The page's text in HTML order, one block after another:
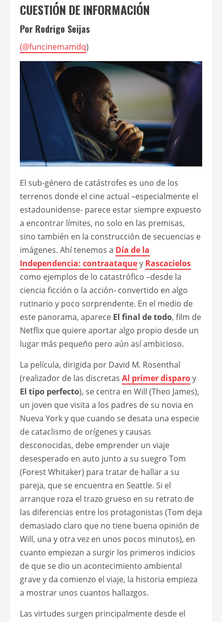
CUESTIÓN DE INFORMACIÓN
Por Rodrigo Seijas
(@funcinemamdq)
El sub-género de catástrofes es uno de los
terrenos donde el cine actual –especialmente el
estadounidense- parece estar siempre expuesto
a encontrar límites, no solo en las premisas,
sino también en la construcción de secuencias e
imágenes. Ahí tenemos a Día de la
Independencia: contraataquey Rascacielos
como ejemplos de lo catastrófico –desde la
ciencia ficción o la acción- convertido en algo
rutinario y poco sorprendente. En el medio de
este panorama, aparece El final de todo, film de
Netflix que quiere aportar algo propio desde un
lugar más pequeño pero aún así ambicioso.
La película, dirigida por David M. Rosenthal
(realizador de las discretas Al primer disparoy
El tipo perfecto), se centra en Will (Theo James),
un joven que visita a los padres de su novia en
Nueva York y que cuando se desata una especie
de cataclismo de orígenes y causas
desconocidas, debe emprender un viaje
desesperado en auto junto a su suegro Tom
(Forest Whitaker) para tratar de hallar a su
pareja, que se encuentra en Seattle. Si el
arranque roza el trazo grueso en su retrato de
las diferencias entre los protagonistas (Tom deja
demasiado claro que no tiene buena opinión de
Will, una y otra vez en unos pocos minutos), en
cuanto empiezan a surgir los primeros indicios
de que se dio un acontecimiento ambiental
grave y da comienzo el viaje, la historia empieza
a mostrar unos cuantos hallazgos.
Las virtudes surgen principalmente desde el